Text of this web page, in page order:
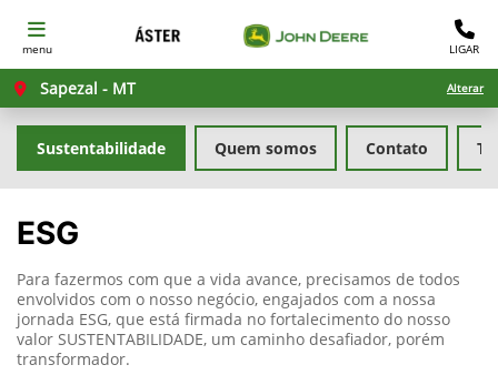
menu LIGAR
Sapezal - MT Alterar
Quem somos Contato
Sustentabilidade
ESG
Para fazermos com que a vida avance, precisamos de todos
envolvidos com o nosso negócio, engajados com a nossa
jornada ESG, que está firmada no fortalecimento do nosso
valor SUSTENTABILIDADE, um caminho desafiador, porém
transformador.